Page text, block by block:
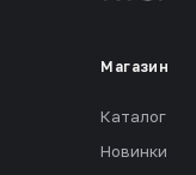
Магазин
Каталог
Новинки